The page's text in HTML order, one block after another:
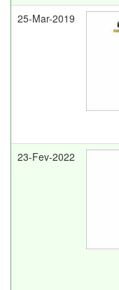
25-Mar-2019
23-Fev-2022